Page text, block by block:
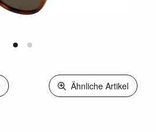
Ähnliche Artikel